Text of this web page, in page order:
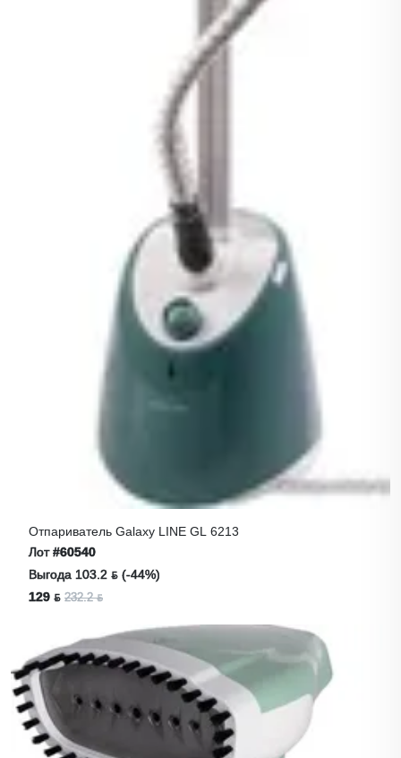
Отпариватель Galaxy LINE GL 6213
Лот#60540
Выгода 103.2 ƃ (-44%)
129 ƃ 232.2 ƃ